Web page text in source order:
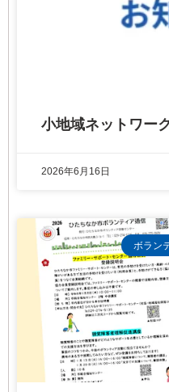
小地域ネットワー
2026年6月16日
ボラン